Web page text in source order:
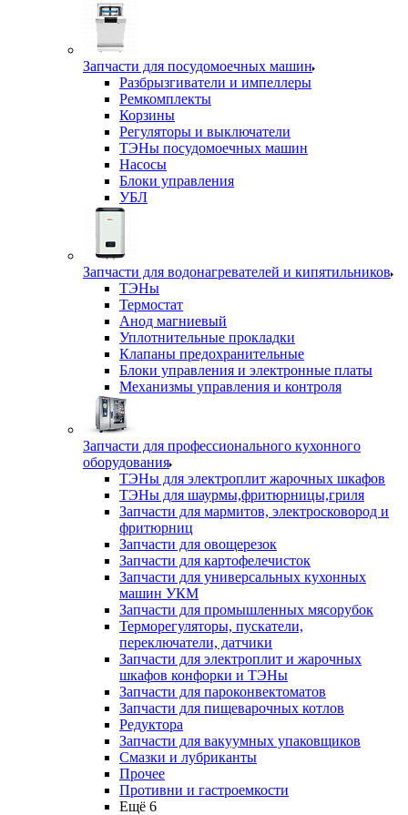
Запчасти для посудомоечных машин
Разбрызгиватели и импеллеры
Ремкомплекты
Корзины
Регуляторы и выключатели
ТЭНы посудомоечных машин
Насосы
Блоки управления
УБЛ
Запчасти для водонагревателей и кипятильников
ТЭНы
Термостат
Анод магниевый
Уплотнительные прокладки
Клапаны предохранительные
Блоки управления и электронные платы
Механизмы управления и контроля
Запчасти для профессионального кухонного
оборудования
ТЭНы для электроплит жарочных шкафов
ТЭНы для шаурмы,фритюрницы,гриля
Запчасти для мармитов, электросковород и
фритюрниц
Запчасти для овощерезок
Запчасти для картофелечисток
Запчасти для универсальных кухонных
машин УКМ
Запчасти для промышленных мясорубок
Терморегуляторы, пускатели,
переключатели, датчики
Запчасти для электроплит и жарочных
шкафов конфорки и ТЭНы
Запчасти для пароконвектоматов
Запчасти для пищеварочных котлов
Редуктора
Запчасти для вакуумных упаковщиков
Смазки и лубриканты
Прочее
Противни и гастроемкости
Ещё 6